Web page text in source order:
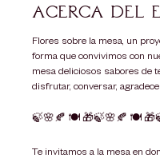
Acerca del
Flores sobre la mesa, un
forma que convivimos con
mesa deliciosos sabores de
disfrutar, conversar,
🍃🌸🍂 🍽️ 🎁🍃🌸🍂 🍽️
Te invitamos a la mesa en